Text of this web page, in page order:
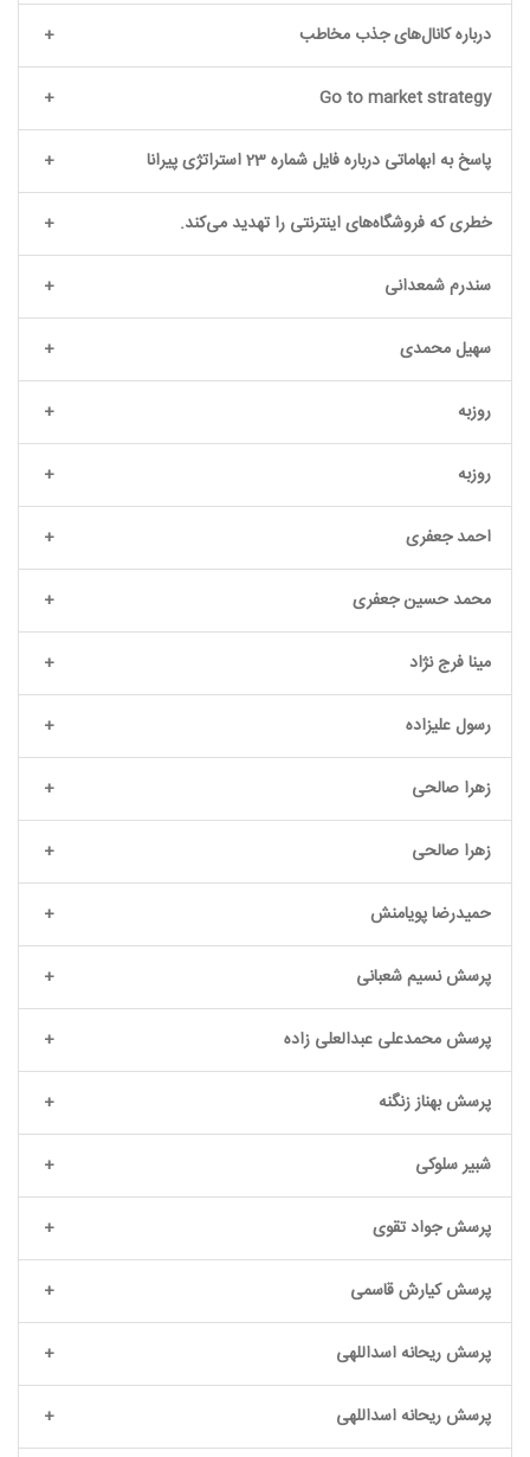
درباره کانال‌های جذب مخاطب
Go to market strategy
پاسخ به ابهاماتی درباره فایل شماره 23 استراتژی پیرانا
خطری که فروشگاه‌های اینترنتی را تهدید می‌کند.
سندرم شمعدانی
سهیل محمدی
روزبه
روزبه
احمد جعفری
محمد حسین جعفری
مینا فرج نژاد
رسول علیزاده
زهرا صالحی
زهرا صالحی
حمیدرضا پویامنش
پرسش نسیم شعبانی
پرسش محمدعلی عبدالعلی زاده
پرسش بهناز زنگنه
شبیر سلوکی
پرسش جواد تقوی
پرسش کیارش قاسمی
پرسش ریحانه اسداللهی
پرسش ریحانه اسداللهی